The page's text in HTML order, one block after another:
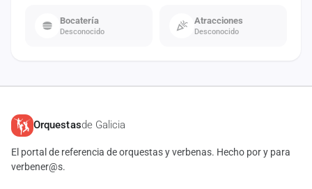
Bocatería
Desconocido
Atracciones
Desconocido
Orquestasde Galicia
El portal de referencia de orquestas y verbenas. Hecho por y para
verbener@s.